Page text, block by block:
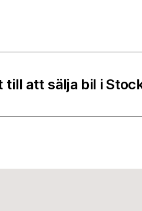
till att sälja bil i